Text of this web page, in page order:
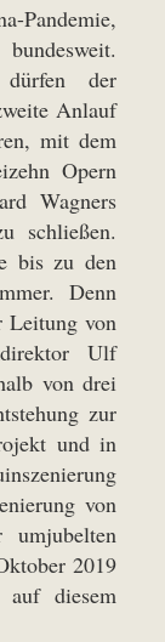
Pandemie,
der
Anlauf
mit dem
Opern
Wagners
schließen.
bis zu den
Denn
Leitung von
Ulf
von drei
zur
und in
von
2019
diesem